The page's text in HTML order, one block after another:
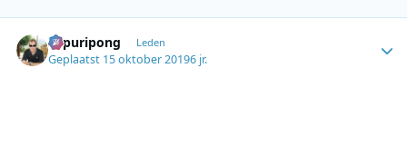
Sapuripong Leden
Geplaatst 15 oktober 20196 jr.